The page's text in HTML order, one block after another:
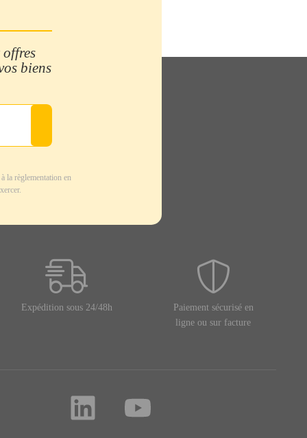
biens
la règlementation en
Expédition sous 24/48h
Paiement sécurisé en
ligne ou sur facture